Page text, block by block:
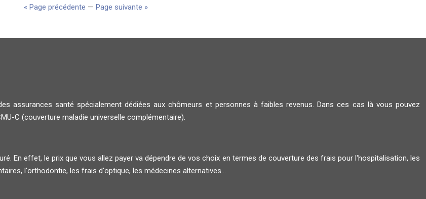
« Page précédente — Page suivante »
assurances santé spécialement dédiées aux chômeurs et personnes à faibles revenus. Dans ces cas là vous pouvez
C (couverture maladie universelle complémentaire).
En effet, le prix que vous allez payer va dépendre de vos choix en termes de couverture des frais pour l'hospitalisation, les
l'orthodontie, les frais d'optique, les médecines alternatives...